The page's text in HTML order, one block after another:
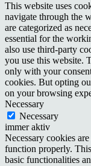
This website uses
navigate through the
are categorized as
essential for the
also use third-party
you use this website.
only with your
cookies. But opting
on your browsing
Necessary
Necessary
immer aktiv
Necessary cookies
function properly.
basic functionalities